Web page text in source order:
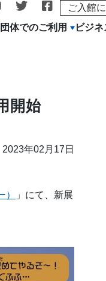
ご入館
団体でのご利用 ビジ
開始
2023年02月17日
」にて、新展